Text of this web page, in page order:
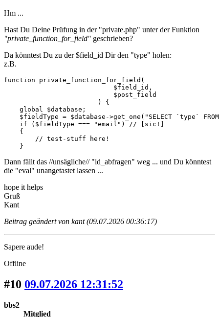
Hm ...
Hast Du Deine Prüfung in der "private.php" unter der Funktion
"private_function_for_field" geschrieben?
Da könntest Du zu der $field_id Dir den "type" holen:
z.B.
function private_function_for_field(
                            $field_id,
                            $post_field
                        ) {
    global $database;
$fieldType = $database->get_one("SELECT `type`
    if ($fieldType === "email") // [sic!]
    {
        // test-stuff here!
    }
Dann fällt das //unsägliche// "id_abfragen" weg ... und Du könntest
die "eval" unangetastet lassen ...
hope it helps
Gruß
Kant
Beitrag geändert von kant (09.07.2026 00:36:17)
Sapere aude!
Offline
#10 09.07.2026 12:31:52
bbs2
Mitglied